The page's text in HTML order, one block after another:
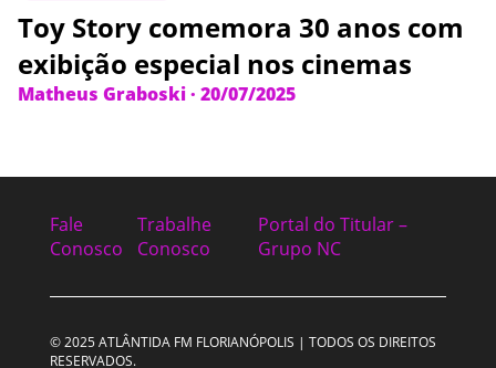
Toy Story comemora 30 anos com
exibição especial nos cinemas
Matheus Graboski· 20/07/2025
Fale
Conosco
Trabalhe
Conosco
Portal do Titular –
Grupo NC
© 2025 ATLÂNTIDA FM FLORIANÓPOLIS | TODOS OS DIREITOS
RESERVADOS.